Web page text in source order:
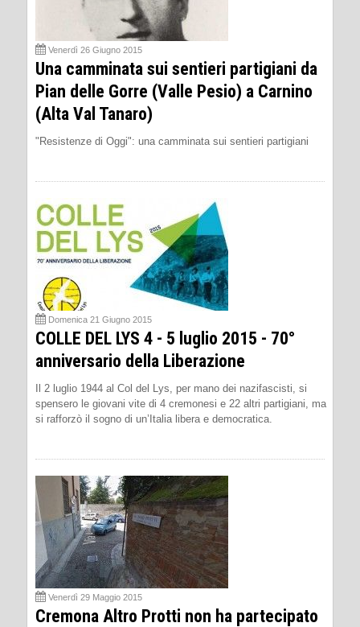
Venerdì 26 Giugno 2015
Una camminata sui sentieri partigiani da
Pian delle Gorre (Valle Pesio) a Carnino
(Alta Val Tanaro)
"Resistenze di Oggi": una camminata sui sentieri partigiani
Domenica 21 Giugno 2015
COLLE DEL LYS 4 - 5 luglio 2015 - 70°
anniversario della Liberazione
Il 2 luglio 1944 al Col del Lys, per mano dei nazifascisti, si
spensero le giovani vite di 4 cremonesi e 22 altri partigiani, ma
si rafforzò il sogno di un’Italia libera e democratica.
Venerdì 29 Maggio 2015
Cremona Altro Protti non ha partecipato